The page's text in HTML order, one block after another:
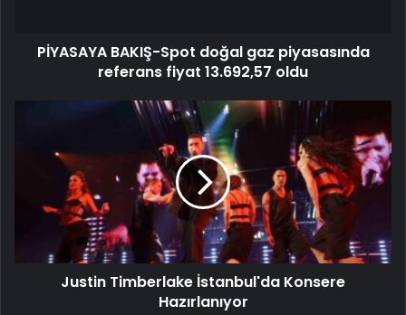
PİYASAYA BAKIŞ-Spot doğal gaz piyasasında
referans fiyat 13.692,57 oldu
Justin Timberlake İstanbul'da Konsere
Hazırlanıyor